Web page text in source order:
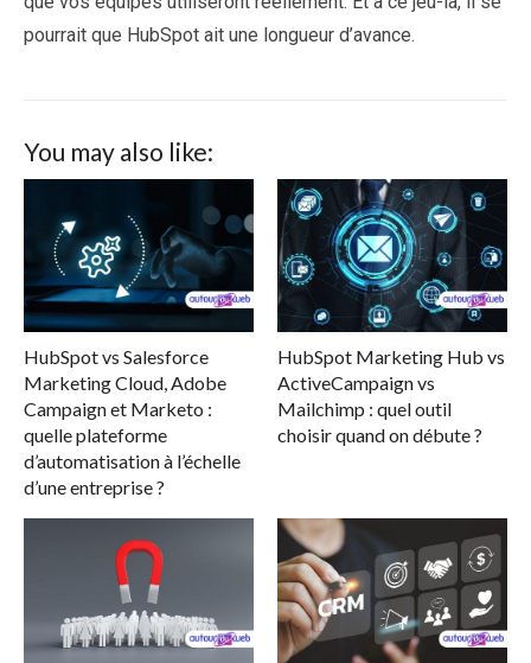
pourrait que HubSpot ait une longueur d’avance.
You may also like:
HubSpot vs Salesforce
Marketing Cloud, Adobe
Campaign et Marketo :
quelle plateforme
d’automatisation à l’échelle
d’une entreprise ?
HubSpot Marketing Hub vs
ActiveCampaign vs
Mailchimp : quel outil
choisir quand on débute ?